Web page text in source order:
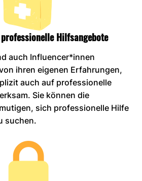
Hilfsangebote
auch Influencer*innen
ihren eigenen Erfahrungen,
auch auf professionelle
Sie können die
sich professionelle Hilfe
suchen.